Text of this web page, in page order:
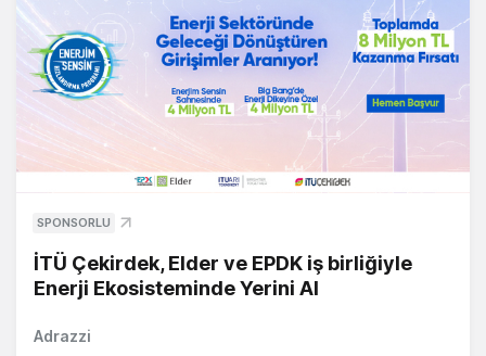
SPONSORLU
İTÜ Çekirdek, Elder ve EPDK iş birliğiyle
Enerji Ekosisteminde Yerini Al
Adrazzi